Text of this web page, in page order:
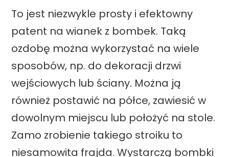
s
t
r
o
i
k
k
r
To jest niezwykle prosty i efektowny
patent na wianek z bombek. Taką
ozdobę można wykorzystać na wiele
sposobów, np. do dekoracji drzwi
wejściowych lub ściany. Można ją
również postawić na półce, zawiesić w
dowolnym miejscu lub położyć na stole.
Zamo zrobienie takiego stroiku to
niesamowita frajda. Wystarczą bombki